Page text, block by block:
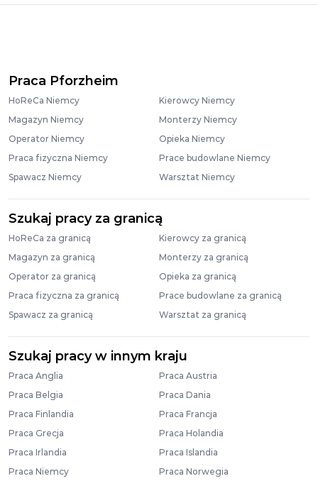
Praca Pforzheim
HoReCa Niemcy
Kierowcy Niemcy
Magazyn Niemcy
Monterzy Niemcy
Operator Niemcy
Opieka Niemcy
Praca fizyczna Niemcy
Prace budowlane Niemcy
Spawacz Niemcy
Warsztat Niemcy
Szukaj pracy za granicą
HoReCa za granicą
Kierowcy za granicą
Magazyn za granicą
Monterzy za granicą
Operator za granicą
Opieka za granicą
Praca fizyczna za granicą
Prace budowlane za granicą
Spawacz za granicą
Warsztat za granicą
Szukaj pracy w innym kraju
Praca Anglia
Praca Austria
Praca Belgia
Praca Dania
Praca Finlandia
Praca Francja
Praca Grecja
Praca Holandia
Praca Irlandia
Praca Islandia
Praca Niemcy
Praca Norwegia